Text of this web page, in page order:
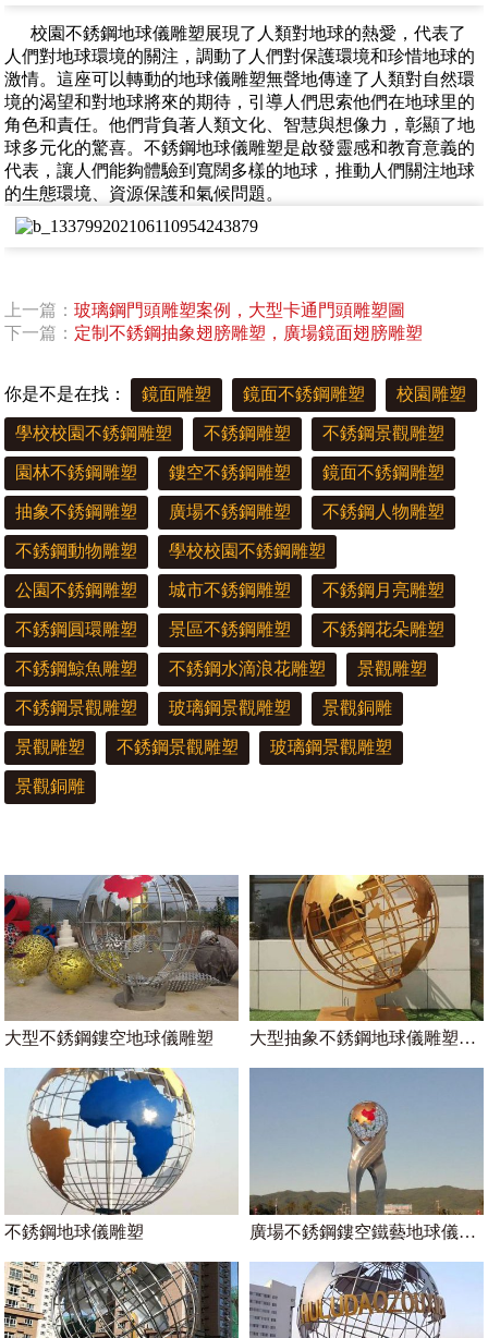
校園不銹鋼地球儀雕塑展現了人類對地球的熱愛，代表了
人們對地球環境的關注，調動了人們對保護環境和珍惜地球的
激情。這座可以轉動的地球儀雕塑無聲地傳達了人類對自然環
境的渴望和對地球將來的期待，引導人們思索他們在地球里的
角色和責任。他們背負著人類文化、智慧與想像力，彰顯了地
球多元化的驚喜。不銹鋼地球儀雕塑是啟發靈感和教育意義的
代表，讓人們能夠體驗到寬闊多樣的地球，推動人們關注地球
的生態環境、資源保護和氣候問題。
上一篇：玻璃鋼門頭雕塑案例，大型卡通門頭雕塑圖
下一篇： 定制不銹鋼抽象翅膀雕塑，廣場鏡面翅膀雕塑
你是不是在找： 鏡面雕塑 鏡面不銹鋼雕塑 校園雕塑
學校校園不銹鋼雕塑 不銹鋼雕塑 不銹鋼景觀雕塑
園林不銹鋼雕塑 鏤空不銹鋼雕塑 鏡面不銹鋼雕塑
抽象不銹鋼雕塑 廣場不銹鋼雕塑 不銹鋼人物雕塑
不銹鋼動物雕塑 學校校園不銹鋼雕塑
公園不銹鋼雕塑 城市不銹鋼雕塑 不銹鋼月亮雕塑
不銹鋼圓環雕塑 景區不銹鋼雕塑 不銹鋼花朵雕塑
不銹鋼鯨魚雕塑 不銹鋼水滴浪花雕塑 景觀雕塑
不銹鋼景觀雕塑 玻璃鋼景觀雕塑 景觀銅雕
景觀雕塑 不銹鋼景觀雕塑 玻璃鋼景觀雕塑
景觀銅雕
大型不銹鋼鏤空地球儀雕塑 大型抽象不銹鋼地球儀雕塑，鏤空鋼管地球儀雕塑加工廠
不銹鋼地球儀雕塑 廣場不銹鋼鏤空鐵藝地球儀雕塑
你們的雕塑作品是否經得起時間的考
驗？
風化能力。無論是面對變幻的季節還是惡劣的氣候條件，我們
的雕塑都能經得起時間的考驗，并保持其美麗和獨特性。